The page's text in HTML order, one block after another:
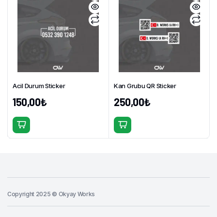
Seçenekler
Acil Durum Sticker
150,00₺
Bu
ürünün
varyasyonu
Seçenekler
Kan Grubu QR Sticker
250,00₺
Copyright 2025 © Okyay Works